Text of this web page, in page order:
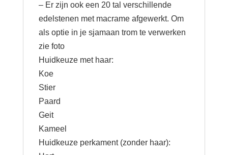
– Er zijn ook een 20 tal verschillende
edelstenen met macrame afgewerkt. Om
als optie in je sjamaan trom te verwerken
zie foto
Huidkeuze met haar:
Koe
Stier
Paard
Geit
Kameel
Huidkeuze perkament (zonder haar):